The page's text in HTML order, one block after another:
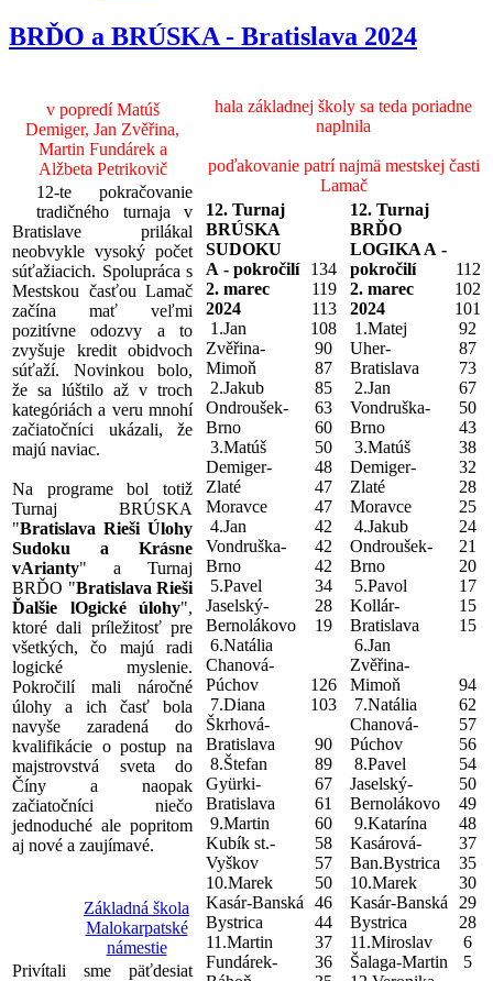
BRĎO a BRÚSKA - Bratislava 2024
v popredí Matúš
Demiger, Jan Zvěřina,
Martin Fundárek a
Alžbeta Petrikovič
12-te pokračovanie
tradičného turnaja v
Bratislave prilákal
neobvykle vysoký počet
súťažiacich. Spolupráca s
Mestskou časťou Lamač
začína mať veľmi
pozitívne odozvy a to
zvyšuje kredit obidvoch
súťaží. Novinkou bolo,
že sa lúštilo až v troch
kategóriách a veru mnohí
začiatočníci ukázali, že
majú naviac.
Na programe bol totiž
Turnaj BRÚSKA
"Bratislava Rieši Úlohy
Sudoku a Krásne
vArianty" a Turnaj
BRĎO "Bratislava Rieši
Ďalšie lOgické úlohy",
ktoré dali príležitosť pre
všetkých, čo majú radi
logické myslenie.
Pokročilí mali náročné
úlohy a ich časť bola
navyše zaradená do
kvalifikácie o postup na
majstrovstvá sveta do
Číny a naopak
začiatočníci niečo
jednoduché ale popritom
aj nové a zaujímavé.
Základná škola
Malokarpatské
námestie
Privítali sme päťdesiat
hala základnej školy sa teda poriadne
naplnila
poďakovanie patrí najmä mestskej časti
Lamač
12. Turnaj
BRÚSKA
SUDOKU
A - pokročilí
2. marec
2024
1.Jan
Zvěřina-
Mimoň
2.Jakub
Ondroušek-
Brno
3.Matúš
Demiger-
Zlaté
Moravce
4.Jan
Vondruška-
Brno
5.Pavel
Jaselský-
Bernolákovo
6.Natália
Chanová-
Púchov
7.Diana
Škrhová-
Bratislava
8.Štefan
Gyürki-
Bratislava
9.Martin
Kubík st.-
Vyškov
10.Marek
Kasár-Banská
Bystrica
11.Martin
Fundárek-
134
119
113
108
90
87
85
63
60
50
48
47
47
42
42
42
34
28
19
126
103
90
89
67
61
60
58
57
50
46
44
37
36
12. Turnaj
BRĎO
LOGIKA A -
pokročilí
2. marec
2024
1.Matej
Uher-
Bratislava
2.Jan
Vondruška-
Brno
3.Matúš
Demiger-
Zlaté
Moravce
4.Jakub
Ondroušek-
Brno
5.Pavol
Kollár-
Bratislava
6.Jan
Zvěřina-
Mimoň
7.Natália
Chanová-
Púchov
8.Pavel
Jaselský-
Bernolákovo
9.Katarína
Kasárová-
Ban.Bystrica
10.Marek
Kasár-Banská
Bystrica
11.Miroslav
Šalaga-Martin
112
102
101
92
87
73
67
50
43
38
32
28
25
24
21
20
17
15
15
94
62
57
56
54
50
49
48
37
35
30
29
28
6
5